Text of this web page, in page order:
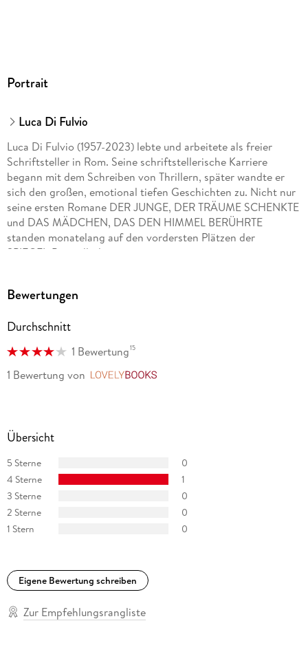
Portrait
Luca Di Fulvio
Luca Di Fulvio (1957-2023) lebte und arbeitete als freier
Schriftsteller in Rom. Seine schriftstellerische Karriere
begann mit dem Schreiben von Thrillern, später wandte er
sich den großen, emotional tiefen Geschichten zu. Nicht nur
seine ersten Romane DER JUNGE, DER TRÄUME SCHENKTE
und DAS MÄDCHEN, DAS DEN HIMMEL BERÜHRTE
standen monatelang auf den vordersten Plätzen der
SPIEGEL-Bestsellerliste.
Bewertungen
Durchschnitt
1 Bewertung15
1 Bewertung von
Übersicht
5 Sterne
0
4 Sterne
1
3 Sterne
0
2 Sterne
0
1 Stern
0
Eigene Bewertung schreiben
Zur Empfehlungsrangliste